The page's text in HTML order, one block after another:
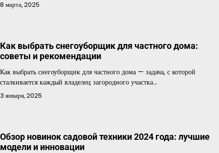
8 марта, 2025
Как выбрать снегоуборщик для частного дома:
советы и рекомендации
Как выбрать снегоуборщик для частного дома — задача, с которой
сталкивается каждый владелец загородного участка…
3 января, 2025
Обзор новинок садовой техники 2024 года: лучшие
модели и инновации